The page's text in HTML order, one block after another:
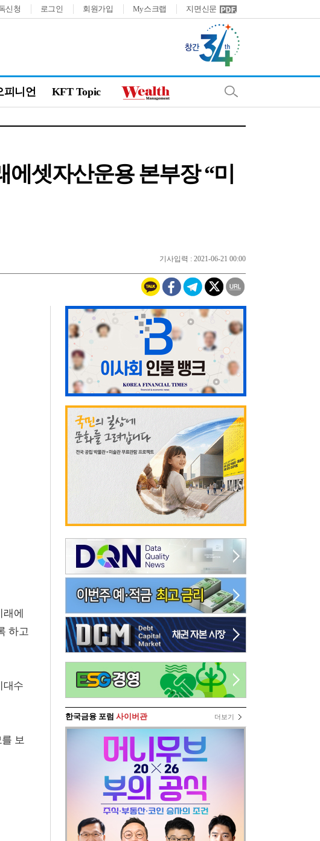
신청 로그인 회원가입 My스크랩 지면신문
피니언 KFT Topic
셋자산운용 본부장 “미
기사입력 : 2021-06-21 00:00
래에
하고
대수
보
한국금융 포럼 사이버관 더보기